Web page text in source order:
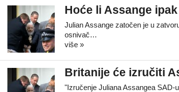
Hoće li Assange
Julian Assange zatočen je u
osnivač…
više »
Britanije će izručiti
"Izručenje Juliana Assangea